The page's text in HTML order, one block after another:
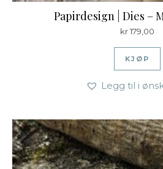
Papirdesign | Dies –
kr179,00
KJØP
Legg til i